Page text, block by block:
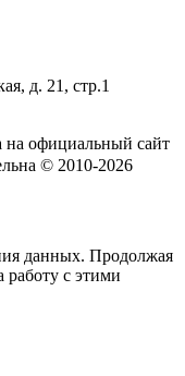
д. 21, стр.1
на официальный сайт
© 2010-2026
данных. Продолжая
работу с этими